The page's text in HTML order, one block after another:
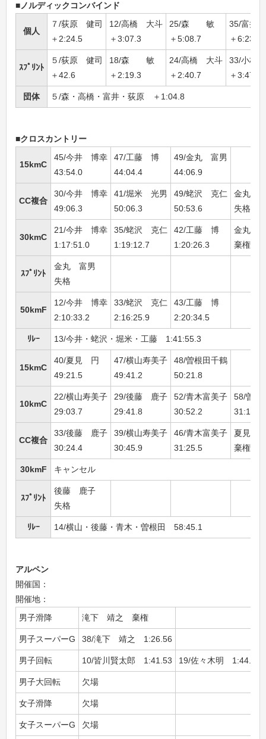
■ノルディックコンバインド
個人
７/荻原 健司
＋2:24.5
12/高橋 大斗
＋3:07.3
25/森 敏
＋5:08.7
35/富井
＋6:23.5
ｽﾌﾟﾘﾝﾄ
５/荻原 健司
＋42.6
18/森 敏
＋2:19.3
24/高橋 大斗
＋2:40.7
33/小林
＋3:47.6
団体 ５/森・高橋・富井・荻原 ＋1:04.8
■クロスカントリー
15kmC
45/今井 博幸
43:54.0
47/工藤 博
44:04.4
49/金丸 富男
44:06.9
CC複合
30/今井 博幸
49:06.3
41/堀米 光男
50:06.3
49/蛯沢 克仁
50:53.6
金丸
失格
30kmC
21/今井 博幸
1:17:51.0
35/蛯沢 克仁
1:19:12.7
42/工藤 博
1:20:26.3
金丸
棄権
ｽﾌﾟﾘﾝﾄ
金丸 富男
失格
50kmF
12/今井 博幸
2:10:33.2
33/蛯沢 克仁
2:16:25.9
43/工藤 博
2:20:34.5
ﾘﾚｰ 13/今井・蛯沢・堀米・工藤 1:41:55.3
15kmC
40/夏見 円
49:21.5
47/横山寿美子
49:41.2
48/曽根田千鶴
50:21.8
10kmC
22/横山寿美子
29:03.7
29/後藤 鹿子
29:41.8
52/青木富美子
30:52.2
58/曽根
31:10.7
CC複合
33/後藤 鹿子
30:24.4
39/横山寿美子
30:45.9
46/青木富美子
31:25.5
夏見
棄権
30kmF キャンセル
ｽﾌﾟﾘﾝﾄ
後藤 鹿子
失格
ﾘﾚｰ 14/横山・後藤・青木・曽根田 58:45.1
アルペン
開催国：
開催地：
男子滑降
滝下 靖之 棄権
男子スーパーG 38/滝下 靖之 1:26.56
男子回転 10/皆川賢太郎 1:41.53 19/佐々木明 1:44.74
男子大回転 欠場
女子滑降 欠場
女子スーパーG 欠場